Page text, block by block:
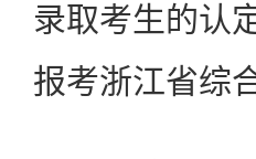
录取考生的认
报考浙江省综